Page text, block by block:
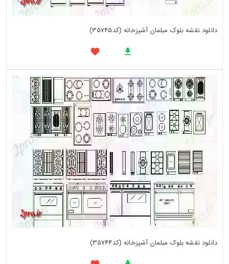
دانلود نقشه بلوک مبلمان آشپزخانه (کد35745)
دانلود نقشه بلوک مبلمان آشپزخانه (کد35744)